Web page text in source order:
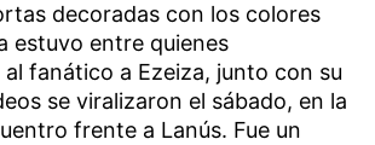
decoradas con los colores
estuvo entre quienes
fanático a Ezeiza, junto con su
se viralizaron el sábado, en la
frente a Lanús. Fue un